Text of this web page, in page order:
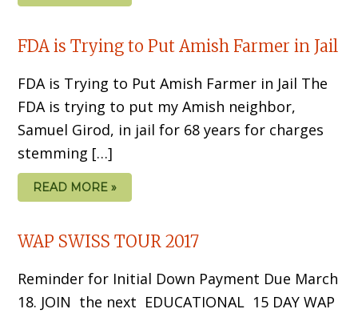
FDA is Trying to Put Amish Farmer in Jail
FDA is Trying to Put Amish Farmer in Jail The
FDA is trying to put my Amish neighbor,
Samuel Girod, in jail for 68 years for charges
stemming […]
READ MORE »
WAP SWISS TOUR 2017
Reminder for Initial Down Payment Due March
18. JOIN the next EDUCATIONAL 15 DAY WAP